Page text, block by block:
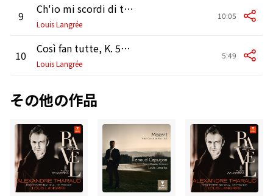
9 Ch'io mi scordi di te... Non temer, amato bene, K. 505
Louis Langrée
10:05
10 Così fan tutte, K. 588, Act 1: "Temerari!" - "Come scoglio" (Fiordiligi)
Louis Langrée
5:49
その他の作品